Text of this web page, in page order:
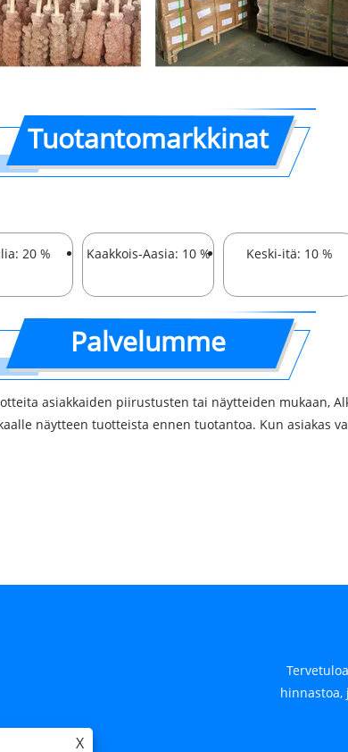
Tuotantomarkkinat
20 % Kaakkois-Aasia: 10 % Keski-itä: 10 %
Palvelumme
asiakkaiden piirustusten tai näytteiden mukaan,
näytteen tuotteista ennen tuotantoa. Kun asiakas
X